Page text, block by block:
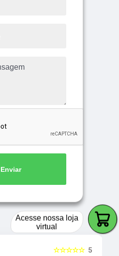
Enviar
5
☆☆☆☆☆
Acesse nossa loja
virtual